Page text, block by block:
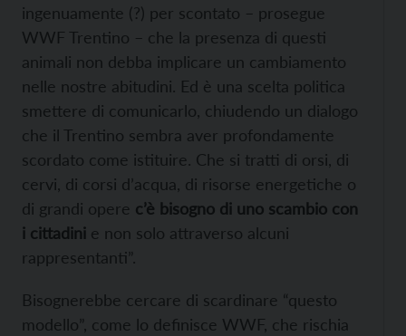
ingenuamente (?) per scontato – prosegue
WWF Trentino – che la presenza di questi
animali non debba implicare un cambiamento
nelle nostre abitudini. Ed è una scelta politica
smettere di comunicarlo, chiudendo un dialogo
che il Trentino sembra aver profondamente
scordato come istituire. Che si tratti di orsi, di
cervi, di corsi d’acqua, di risorse energetiche o
di grandi opere c’è bisogno di uno scambio con
i cittadini e non solo attraverso alcuni
rappresentanti”.
Bisognerebbe cercare di scardinare “questo
modello”, come lo definisce WWF, che rischia